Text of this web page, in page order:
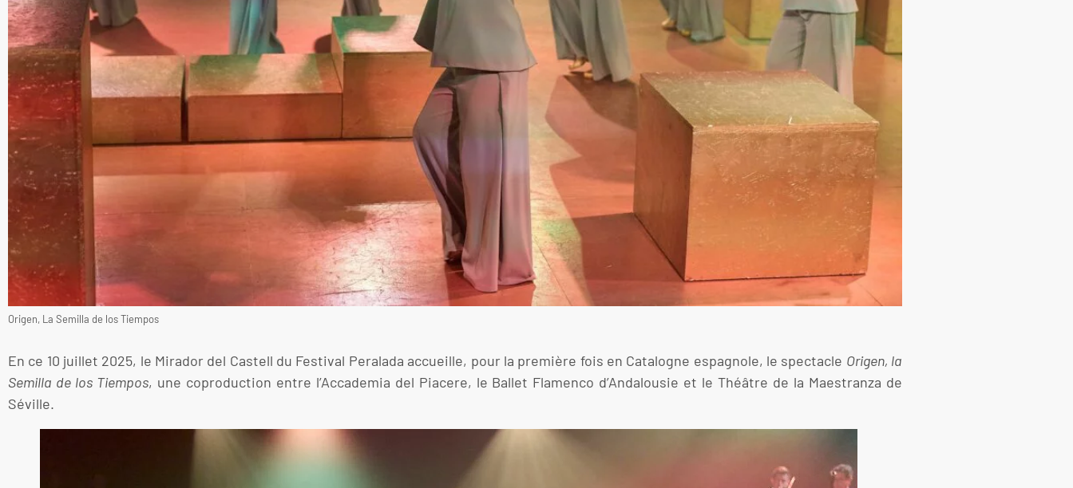
Origen, La Semilla de los Tiempos
En ce 10 juillet 2025, le Mirador del Castell du Festival Peralada accueille, pour la première fois en Catalogne espagnole, le spectacle Origen, la
Semilla de los Tiempos, une coproduction entre l’Accademia del Piacere, le Ballet Flamenco d’Andalousie et le Théâtre de la Maestranza de
Séville.